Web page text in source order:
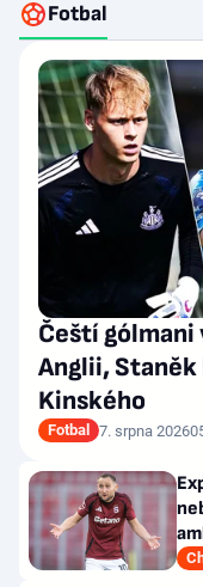
Fotbal
Čeští
Anglii, Staněk
Kinského
Fotbal 7. srpna 2026